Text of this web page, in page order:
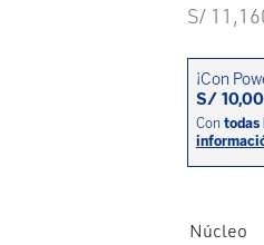
S/
Núcleo